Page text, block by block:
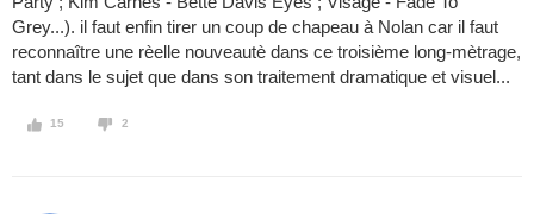
Grey...). il faut enfin tirer un coup de chapeau à Nolan car il faut
reconnaître une rèelle nouveautè dans ce troisième long-mètrage,
tant dans le sujet que dans son traitement dramatique et visuel...
15 2